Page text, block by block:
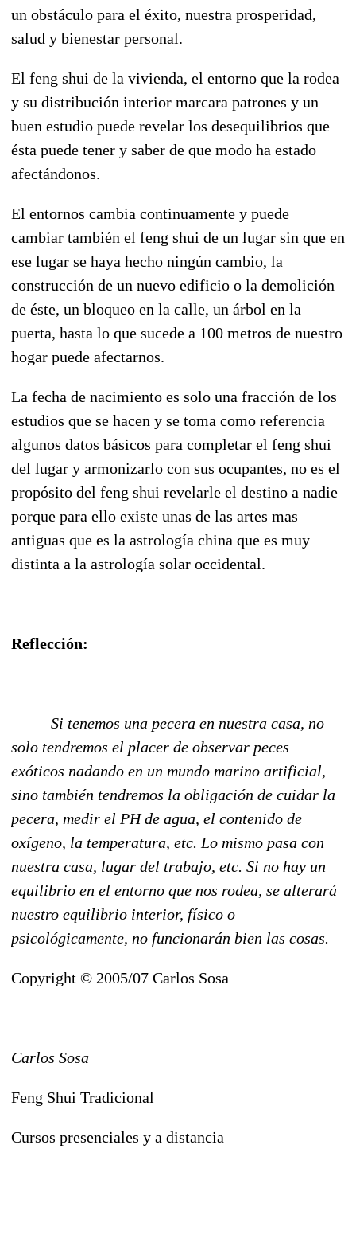
un obstáculo para el éxito, nuestra prosperidad,
salud y bienestar personal.
El feng shui de la vivienda, el entorno que la rodea
y su distribución interior marcara patrones y un
buen estudio puede revelar los desequilibrios que
ésta puede tener y saber de que modo ha estado
afectándonos.
El entornos cambia continuamente y puede
cambiar también el feng shui de un lugar sin que en
ese lugar se haya hecho ningún cambio, la
construcción de un nuevo edificio o la demolición
de éste, un bloqueo en la calle, un árbol en la
puerta, hasta lo que sucede a 100 metros de nuestro
hogar puede afectarnos.
La fecha de nacimiento es solo una fracción de los
estudios que se hacen y se toma como referencia
algunos datos básicos para completar el feng shui
del lugar y armonizarlo con sus ocupantes, no es el
propósito del feng shui revelarle el destino a nadie
porque para ello existe unas de las artes mas
antiguas que es la astrología china que es muy
distinta a la astrología solar occidental.
Reflección:
Si tenemos una pecera en nuestra casa, no
solo tendremos el placer de observar peces
exóticos nadando en un mundo marino artificial,
sino también tendremos la obligación de cuidar la
pecera, medir el PH de agua, el contenido de
oxígeno, la temperatura, etc. Lo mismo pasa con
nuestra casa, lugar del trabajo, etc. Si no hay un
equilibrio en el entorno que nos rodea, se alterará
nuestro equilibrio interior, físico o
psicológicamente, no funcionarán bien las cosas.
Copyright © 2005/07 Carlos Sosa
Carlos Sosa
Feng Shui Tradicional
Cursos presenciales y a distancia